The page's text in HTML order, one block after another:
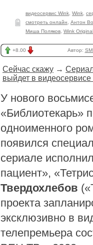
видеосервис Wink Wink
смотреть онлайн
Антон
Миша Поляков Wink
+8.00 Автор:
Сейчас скажу →
выйдет в видеосервисе
У нового
«Библиотекарь»
одноименного
появился
сериале
пациент»,
Твердохлебов
проекта
эксклюзивно в
телепремьера